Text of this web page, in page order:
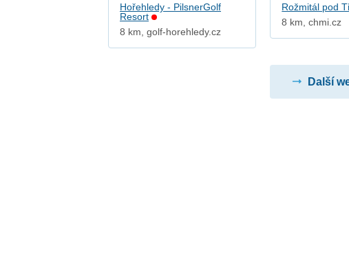
Hořehledy - PilsnerGolf
Resort
8 km, golf-horehledy.cz
Rožmitál pod
8 km, chmi.cz
Další